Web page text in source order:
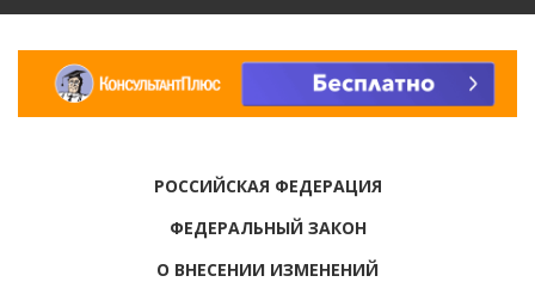
РОССИЙСКАЯ ФЕДЕРАЦИЯ
ФЕДЕРАЛЬНЫЙ ЗАКОН
О ВНЕСЕНИИ ИЗМЕНЕНИЙ